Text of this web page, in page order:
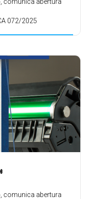
072/2025
comunica abertura